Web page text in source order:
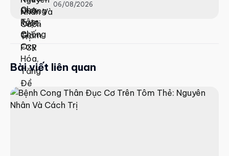
06/08/2026
Bài viết liên quan